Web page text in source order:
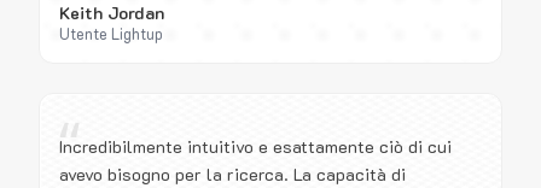
Keith Jordan
Utente Lightup
“
Incredibilmente intuitivo e esattamente ciò di cui
avevo bisogno per la ricerca. La capacità di